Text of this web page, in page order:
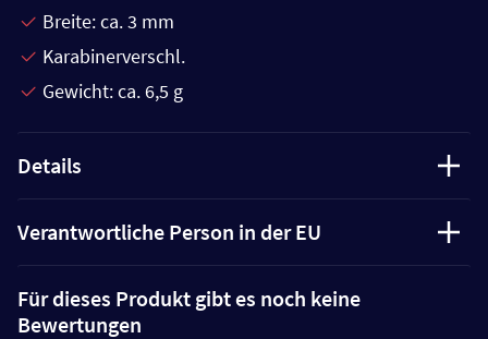
Breite: ca. 3 mm
Karabinerverschl.
Gewicht: ca. 6,5 g
Details
Verantwortliche Person in der EU
Für dieses Produkt gibt es noch keine
Bewertungen